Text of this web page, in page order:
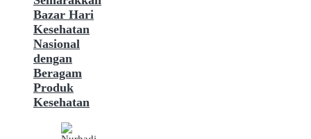
Bazar Hari
Kesehatan
Nasional
dengan
Beragam
Produk
Kesehatan